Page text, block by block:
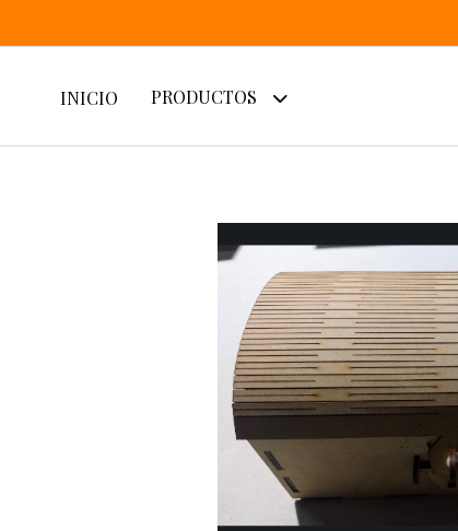
INICIO PRODUCTOS